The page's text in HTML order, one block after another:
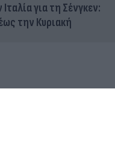
για τη Σένγκεν:
την Κυριακή